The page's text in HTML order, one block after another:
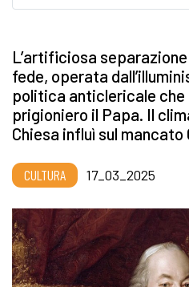
L’artificiosa
fede, operata
politica anticlericale che
prigioniero il Papa. Il
Chiesa influì sul mancato
CULTURA 17_03_2025